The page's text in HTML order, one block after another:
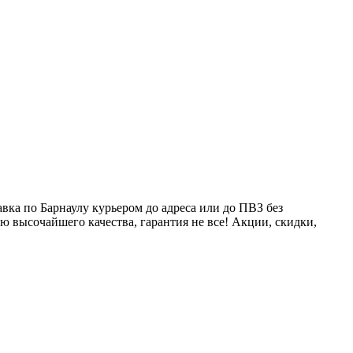
по Барнаулу курьером до адреса или до ПВЗ без
качества, гарантия не все! Акции, скидки,